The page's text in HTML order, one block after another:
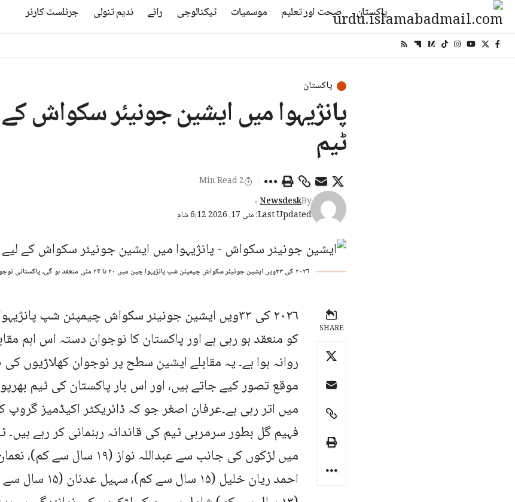
پاکستان صحت اور تعلیم موسمیات ٹیکنالوجی رائے ندیم تنولی جرنلسٹ کارنر
پاکستان
پانژیہوا میں ایشین جونیئر سکواش
ٹیم
Last Updated: مئی 17, 2026 6:12 شام
By
Newsdesk
2 Min Read
۲۰۲۶ کی ۳۳ویں ایشین جونیئر سکواش چیمپئن شپ پانژیہوا چین میں ۲۰ تا ۲۴ مئی منعقد ہو گی، پاکستانی نوجوان کھلاڑی نمائندگی کے لیے روانہ ہیں۔
SHARE
کو منعقد ہو رہی ہے اور پاکستان کا نوجوان دستہ اس اہم
روانہ ہوا ہے۔ یہ مقابلے ایشین سطح پر نوجوان کھلاڑیوں
موقع تصور کیے جاتے ہیں، اور اس بار پاکستان کی ٹیم
میں اتر رہی ہے۔عرفان اصغر جو کہ ڈائریکٹر اکیڈمیز گروپ
فہیم گل بطور سرمربی ٹیم کی قائدانہ رہنمائی کر رہے
احمد ریان خلیل